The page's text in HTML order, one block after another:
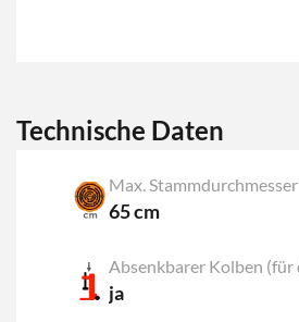
Technische Daten
Max. Stammdurchmesser
65 cm
ja